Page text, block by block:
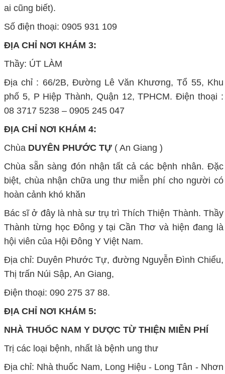
ai cũng biết).
Số điện thoại: 0905 931 109
ĐỊA CHỈ NƠI KHÁM 3:
Thầy: ÚT LÀM
Địa chỉ : 66/2B, Đường Lê Văn Khương, Tổ 55, Khu
phố 5, P Hiệp Thành, Quận 12, TPHCM. Điện thoại :
08 3717 5238 – 0905 245 047
ĐỊA CHỈ NƠI KHÁM 4:
Chùa DUYÊN PHƯỚC TỰ ( An Giang )
Chùa sẵn sàng đón nhận tất cả các bệnh nhân. Đặc
biệt, chùa nhận chữa ung thư miễn phí cho người có
hoàn cảnh khó khăn
Bác sĩ ở đây là nhà sư trụ trì Thích Thiện Thành. Thầy
Thành từng học Đông y tại Cần Thơ và hiện đang là
hội viên của Hội Đông Y Việt Nam.
Địa chỉ: Duyên Phước Tự, đường Nguyễn Đình Chiểu,
Thị trấn Núi Sập, An Giang,
Điện thoại: 090 275 37 88.
ĐỊA CHỈ NƠI KHÁM 5:
NHÀ THUỐC NAM Y DƯỢC TỪ THIỆN MIỄN PHÍ
Trị các loại bệnh, nhất là bệnh ung thư
Địa chỉ: Nhà thuốc Nam, Long Hiệu - Long Tân - Nhơn